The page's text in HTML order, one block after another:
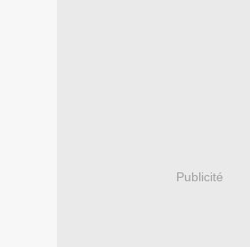
Publicité